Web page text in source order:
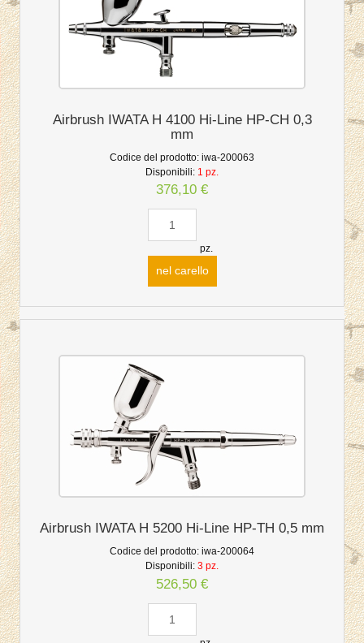
Airbrush IWATA H 4100 Hi-Line HP-CH 0,3
mm
Codice del prodotto: iwa-200063
Disponibili: 1 pz.
376,10 €
pz.
nel carello
Airbrush IWATA H 5200 Hi-Line HP-TH 0,5 mm
Codice del prodotto: iwa-200064
Disponibili: 3 pz.
526,50 €